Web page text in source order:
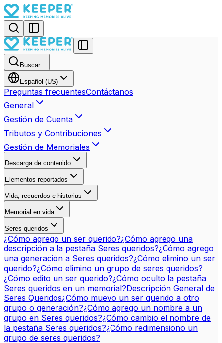
Buscar...
Español (US)
Preguntas frecuentesContáctanos
General
Gestión de Cuenta
Tributos y Contribuciones
Gestión de Memoriales
Descarga de contenido
Elementos reportados
Vida, recuerdos e historias
Memorial en vida
Seres queridos
¿Cómo agrego un ser querido?¿Cómo agrego una
descripción a la pestaña Seres queridos?¿Cómo agrego
una generación a Seres queridos?¿Cómo elimino un ser
querido?¿Cómo elimino un grupo de seres queridos?
¿Cómo edito un ser querido?¿Cómo oculto la pestaña
Seres queridos en un memorial?Descripción General de
Seres Queridos¿Cómo muevo un ser querido a otro
grupo o generación?¿Cómo agrego un nombre a un
grupo en Seres queridos?¿Cómo cambio el nombre de
la pestaña Seres queridos?¿Cómo redimensiono un
grupo de seres queridos?